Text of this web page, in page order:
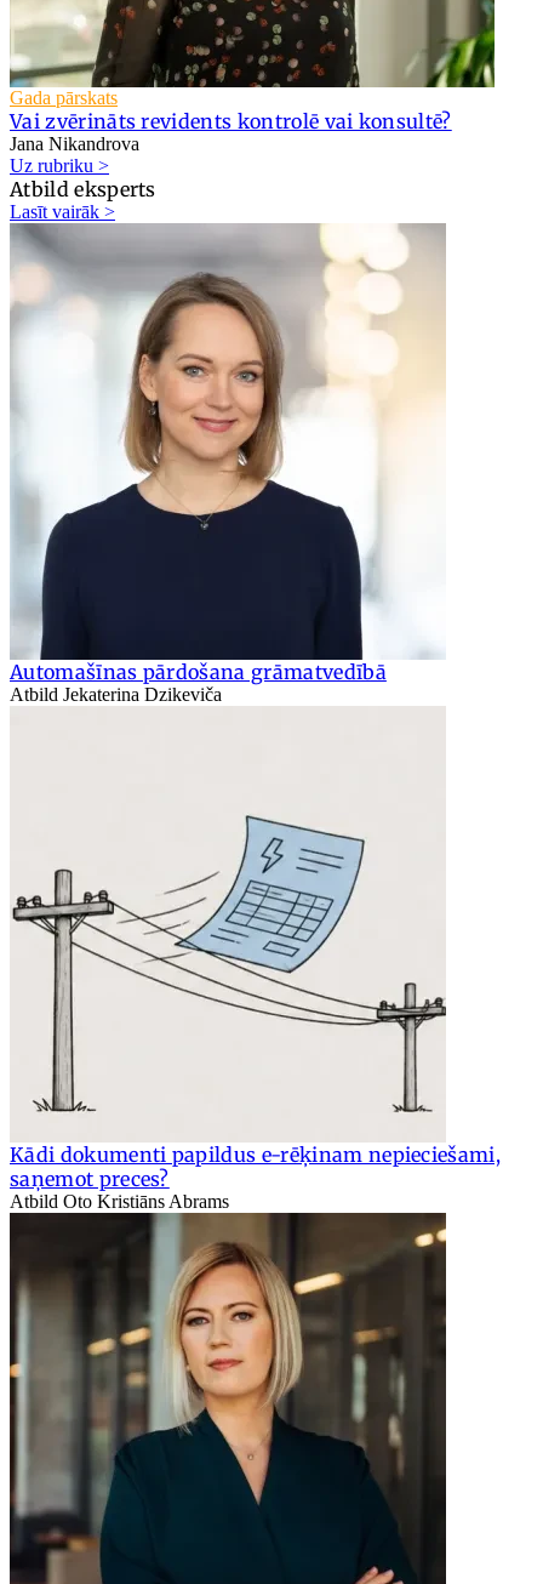
Gada pārskats
Vai zvērināts revidents kontrolē vai konsultē?
Jana Nikandrova
Uz rubriku >
Atbild eksperts
Lasīt vairāk >
Automašīnas pārdošana grāmatvedībā
Atbild Jekaterina Dzikeviča
Kādi dokumenti papildus e-rēķinam nepieciešami,
saņemot preces?
Atbild Oto Kristiāns Abrams